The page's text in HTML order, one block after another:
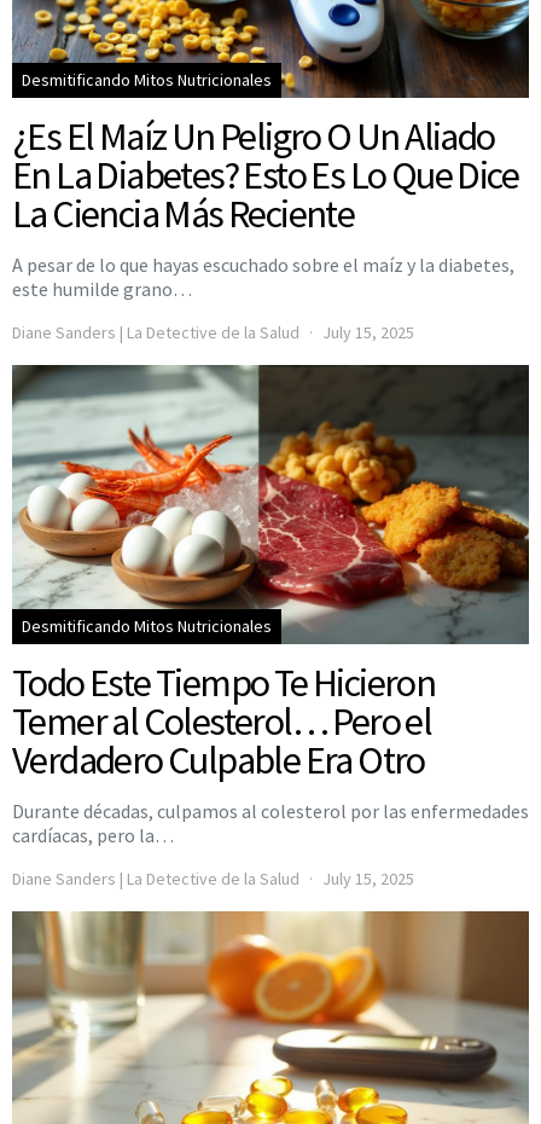
Desmitificando Mitos Nutricionales
¿Es El Maíz Un Peligro O Un Aliado
En La Diabetes? Esto Es Lo Que Dice
La Ciencia Más Reciente
A pesar de lo que hayas escuchado sobre el maíz y la diabetes,
este humilde grano…
Diane Sanders | La Detective de la Salud July 15, 2025
Desmitificando Mitos Nutricionales
Todo Este Tiempo Te Hicieron
Temer al Colesterol… Pero el
Verdadero Culpable Era Otro
Durante décadas, culpamos al colesterol por las enfermedades
cardíacas, pero la…
Diane Sanders | La Detective de la Salud July 15, 2025